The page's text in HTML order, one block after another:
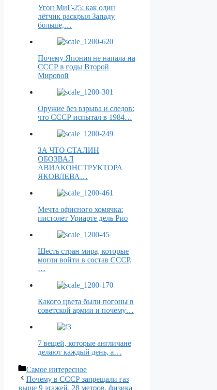
Угон МиГ-25: как один
лётчик раскрыл Западу
больше,…
Почему Япония не напала на
СССР в годы Второй
Мировой
Оружие без взрыва и следов:
что СССР испытал в 1984…
ЗА ЧТО СТАЛИН
ОБОЗВАЛ
АВИАКОНСТРУКТОРА
ЯКОВЛЕВА…
Мечта офисного хомячка:
пистолет Уриарте дель Рио
Шесть стран мира, которые
могли войти в состав СССР,
…
Какого цвета были погоны в
советской армии и почему…
7 вещей, которые англичане
делают каждый день, а…
Рубрики
Самое интересное
Почему в СССР запрещали газ
выше 9 этажей. 28 метров, физика